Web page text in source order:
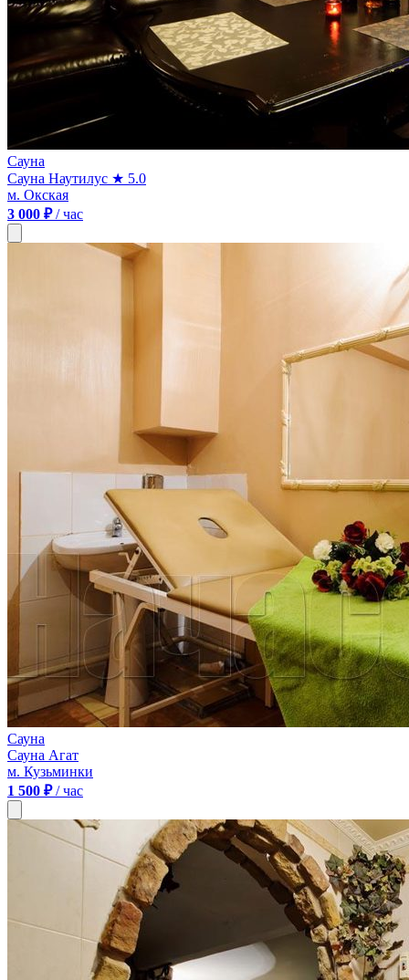
Сауна
Сауна Наутилус ★ 5.0
м. Окская
3 000 ₽/ час
Сауна
Сауна Агат
м. Кузьминки
1 500 ₽/ час